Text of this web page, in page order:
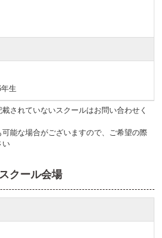
生
されていないスクールはお問い合わせく
能な場合がございますので、ご希望の際
い
スクール会場